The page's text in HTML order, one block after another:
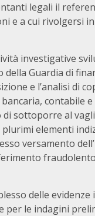
legali il
e a cui rivolgersi
investigative
della Guardia di
e l’analisi di
contabile
sottoporre al
plurimi elementi
versamento
delle
per le indagini